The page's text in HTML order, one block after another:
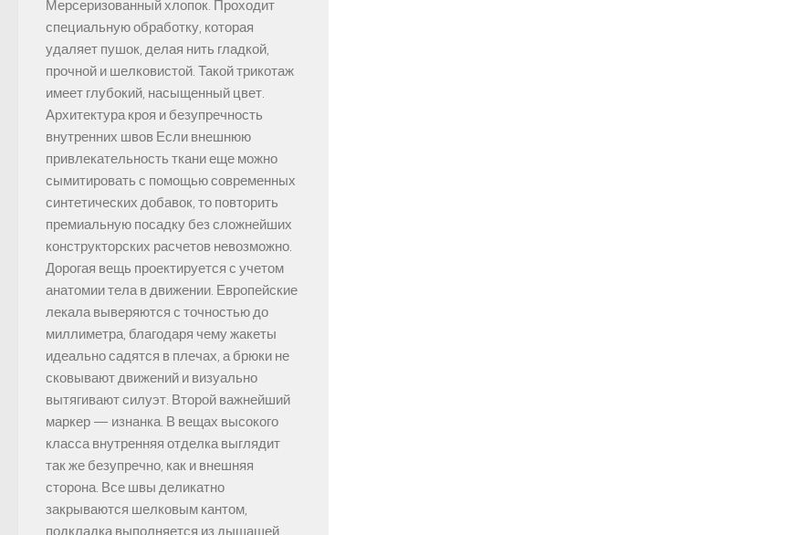
Мерсеризованный хлопок. Проходит
специальную обработку, которая
удаляет пушок, делая нить гладкой,
прочной и шелковистой. Такой трикотаж
имеет глубокий, насыщенный цвет.
Архитектура кроя и безупречность
внутренних швов Если внешнюю
привлекательность ткани еще можно
сымитировать с помощью современных
синтетических добавок, то повторить
премиальную посадку без сложнейших
конструкторских расчетов невозможно.
Дорогая вещь проектируется с учетом
анатомии тела в движении. Европейские
лекала выверяются с точностью до
миллиметра, благодаря чему жакеты
идеально садятся в плечах, а брюки не
сковывают движений и визуально
вытягивают силуэт. Второй важнейший
маркер — изнанка. В вещах высокого
класса внутренняя отделка выглядит
так же безупречно, как и внешняя
сторона. Все швы деликатно
закрываются шелковым кантом,
подкладка выполняется из дышащей